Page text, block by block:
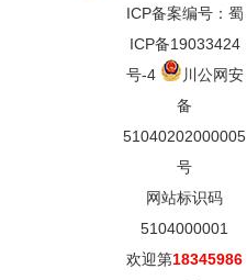
ICP备案编号：蜀
ICP备19033424
号-4
川公网安
备
51040202000005
号
网站标识码
5104000001
欢迎第18345986